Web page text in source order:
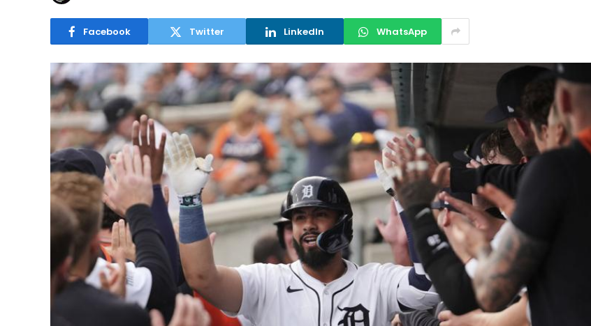
Facebook Twitter LinkedIn WhatsApp